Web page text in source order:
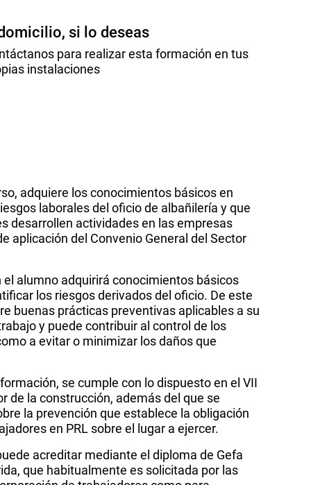
si lo deseas
para realizar esta formación en tus
instalaciones
adquiere los conocimientos básicos en
laborales del oficio de albañilería y que
desarrollen actividades en las empresas
aplicación del Convenio General del Sector
alumno adquirirá conocimientos básicos
los riesgos derivados del oficio. De este
buenas prácticas preventivas aplicables a su
y puede contribuir al control de los
a evitar o minimizar los daños que
se cumple con lo dispuesto en el VII
de la construcción, además del que se
la prevención que establece la obligación
en PRL sobre el lugar a ejercer.
acreditar mediante el diploma de Gefa
que habitualmente es solicitada por las